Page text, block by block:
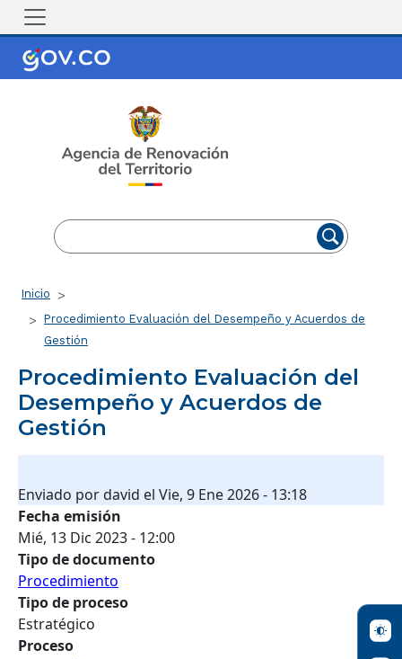
Pasar al contenido principal
Ruta de navegación
Inicio
Procedimiento Evaluación del Desempeño y Acuerdos de
Gestión
Procedimiento Evaluación del
Desempeño y Acuerdos de
Gestión
Enviado pordavid el Vie, 9 Ene 2026 - 13:18
Fecha emisión
Mié, 13 Dic 2023 - 12:00
Tipo de documento
Procedimiento
Tipo de proceso
Estratégico
Proceso